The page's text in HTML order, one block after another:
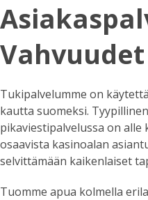
Vahvuudet
Tukipalvelumme on
kautta suomeksi.
pikaviestipalvelussa on
osaavista kasinoalan
selvittämään kaikenlaiset
Tuomme apua kolmella